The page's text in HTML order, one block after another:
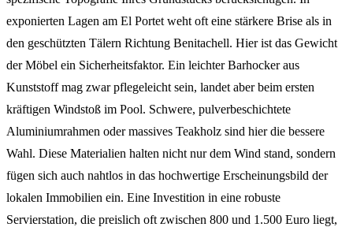
exponierten Lagen am El Portet weht oft eine stärkere Brise als in
den geschützten Tälern Richtung Benitachell. Hier ist das Gewicht
der Möbel ein Sicherheitsfaktor. Ein leichter Barhocker aus
Kunststoff mag zwar pflegeleicht sein, landet aber beim ersten
kräftigen Windstoß im Pool. Schwere, pulverbeschichtete
Aluminiumrahmen oder massives Teakholz sind hier die bessere
Wahl. Diese Materialien halten nicht nur dem Wind stand, sondern
fügen sich auch nahtlos in das hochwertige Erscheinungsbild der
lokalen Immobilien ein. Eine Investition in eine robuste
Servierstation, die preislich oft zwischen 800 und 1.500 Euro liegt,